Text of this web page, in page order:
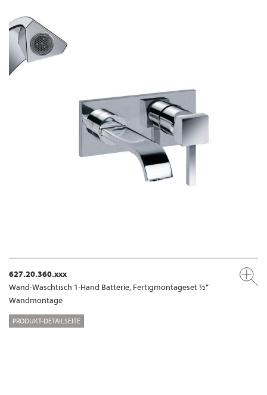
627.20.360.xxx
Wand-Waschtisch 1-Hand Batterie, Fertigmontageset ½“
Wandmontage
PRODUKT-DETAILSEITE